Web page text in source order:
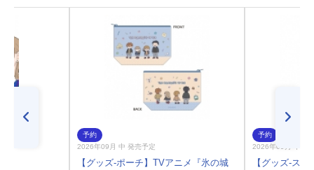
予約
2026年09月 中 発売予定
【グッズ-ポーチ】TVアニメ『氷の城
予約
2026年09月 中 発
【グッズ-ス